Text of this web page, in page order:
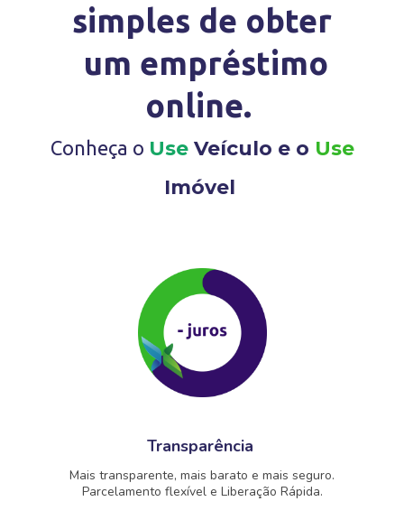
simples de obter
um empréstimo
online.
Conheça o UseVeículo e o Use
Imóvel
Transparência
Mais transparente, mais barato e mais seguro.
Parcelamento flexível e Liberação Rápida.